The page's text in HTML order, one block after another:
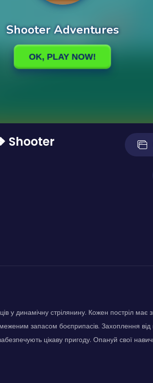
Shooter
у динамічну стрілянину. Кожен постріл має
запасом боєприпасів. Захоплення
цікаву пригоду. Опануй свої